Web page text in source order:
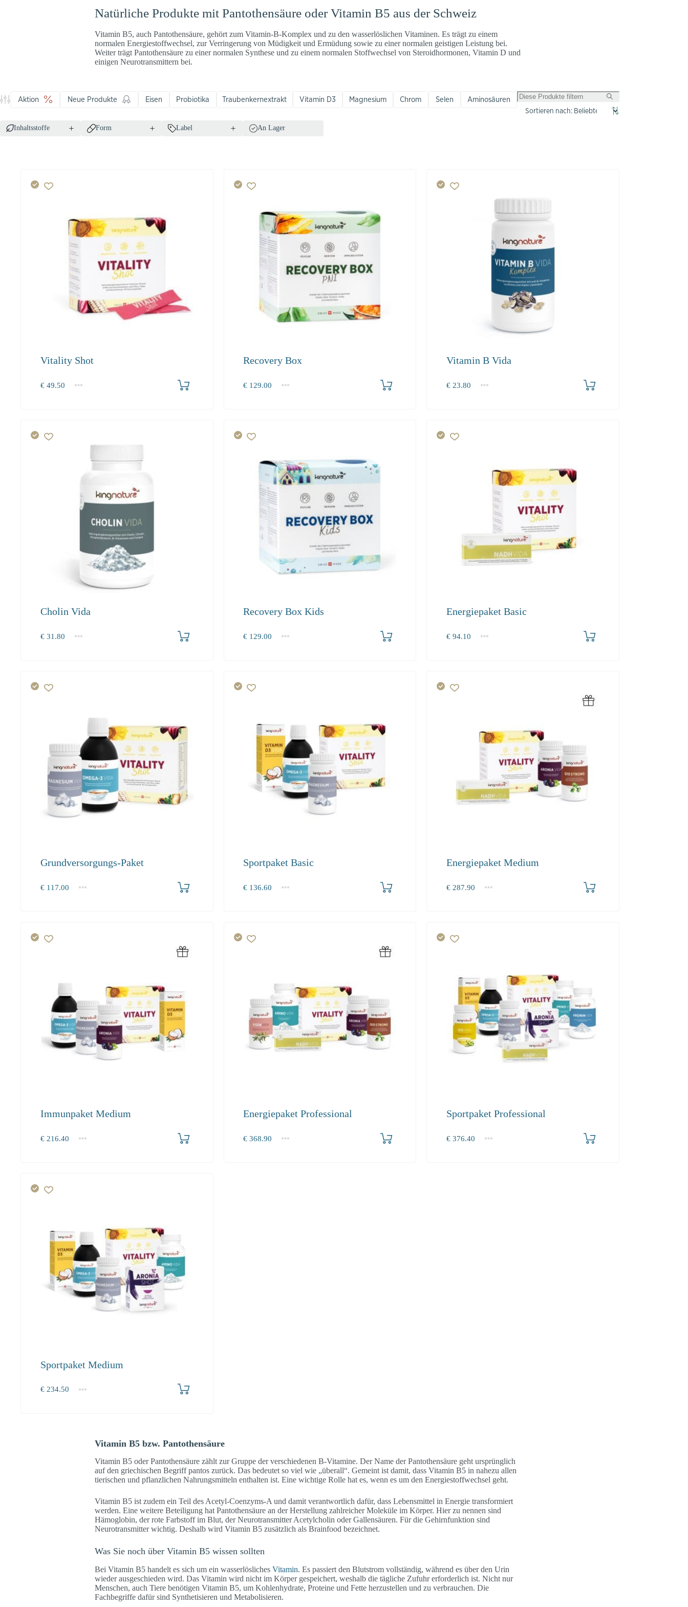
Natürliche Produkte mit Pantothensäure oder Vitamin B5 aus der Schweiz
Vitamin B5, auch Pantothensäure, gehört zum Vitamin-B-Komplex und zu den wasserlöslichen Vitaminen. Es trägt zu einem
normalen Energiestoffwechsel, zur Verringerung von Müdigkeit und Ermüdung sowie zu einer normalen geistigen Leistung bei.
Weiter trägt Pantothensäure zu einer normalen Synthese und zu einem normalen Stoffwechsel von Steroidhormonen, Vitamin D und
einigen Neurotransmittern bei.
Aktion Neue Produkte Eisen Probiotika Traubenkernextrakt Vitamin D3 Magnesium Chrom Selen Aminosäuren
Inhaltsstoffe Form Label An Lager
Vitality Shot
€49.50
1 2-3
Recovery Box
€ 129.00
1 2-3
Vitamin B Vida
€23.80
1 2-3
Cholin Vida
€31.80
1 2-3
Recovery Box Kids
€ 129.00
1 2-3
Energiepaket Basic
€94.10
1+
Grundversorgungs-Paket
€117.00
1+
Sportpaket Basic
€ 136.60
1+
Energiepaket Medium
€287.90
1+
Immunpaket Medium
€216.40
1+
Energiepaket Professional
€ 368.90
1+
Sportpaket Professional
€376.40
1+
Sportpaket Medium
€234.50
1+
Vitamin B5 bzw. Pantothensäure
Vitamin B5 oder Pantothensäure zählt zur Gruppe der verschiedenen B-Vitamine. Der Name der Pantothensäure geht ursprünglich
auf den griechischen Begriff pantos zurück. Das bedeutet so viel wie „überall“. Gemeint ist damit, dass Vitamin B5 in nahezu allen
tierischen und pflanzlichen Nahrungsmitteln enthalten ist. Eine wichtige Rolle hat es, wenn es um den Energiestoffwechsel geht.
Vitamin B5 ist zudem ein Teil des Acetyl-Coenzyms-A und damit verantwortlich dafür, dass Lebensmittel in Energie transformiert
werden. Eine weitere Beteiligung hat Pantothensäure an der Herstellung zahlreicher Moleküle im Körper. Hier zu nennen sind
Hämoglobin, der rote Farbstoff im Blut, der Neurotransmitter Acetylcholin oder Gallensäuren. Für die Gehirnfunktion sind
Neurotransmitter wichtig. Deshalb wird Vitamin B5 zusätzlich als Brainfood bezeichnet.
Was Sie noch über Vitamin B5 wissen sollten
Bei Vitamin B5 handelt es sich um ein wasserlösliches Vitamin. Es passiert den Blutstrom vollständig, während es über den Urin
wieder ausgeschieden wird. Das Vitamin wird nicht im Körper gespeichert, weshalb die tägliche Zufuhr erforderlich ist. Nicht nur
Menschen, auch Tiere benötigen Vitamin B5, um Kohlenhydrate, Proteine und Fette herzustellen und zu verbrauchen. Die
Fachbegriffe dafür sind Synthetisieren und Metabolisieren.